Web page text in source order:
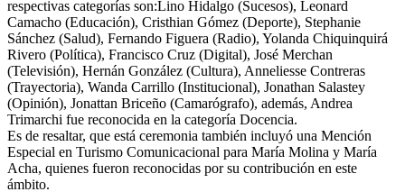
respectivas categorías son:Lino Hidalgo (Sucesos), Leonard
Camacho (Educación), Cristhian Gómez (Deporte), Stephanie
Sánchez (Salud), Fernando Figuera (Radio), Yolanda Chiquinquirá
Rivero (Política), Francisco Cruz (Digital), José Merchan
(Televisión), Hernán González (Cultura), Anneliesse Contreras
(Trayectoria), Wanda Carrillo (Institucional), Jonathan Salastey
(Opinión), Jonattan Briceño (Camarógrafo), además, Andrea
Trimarchi fue reconocida en la categoría Docencia.
‎Es de resaltar, que está ceremonia también incluyó una Mención
Especial en Turismo Comunicacional para María Molina y María
Acha, quienes fueron reconocidas por su contribución en este
ámbito.